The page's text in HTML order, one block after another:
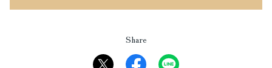
Share